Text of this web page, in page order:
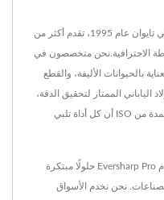
Eversharp Pro Company، التي تأسست في تايوان عام 1995، تقدم أكثر من
الاحترافية.نحن متخصصون في
بالحيوانات الأليفة، والقطع
الياباني الممتاز لتحقيق الدقة،
والمتانة، والأداء المريح.تضمن عملياتنا المعتمدة من ISO أن كل أداة تلبي
مع فريق تصميم وتطوير مخصص داخليًا، تقدم Eversharp Pro حلولًا مبتكرة
نحن نخدم الأسواق